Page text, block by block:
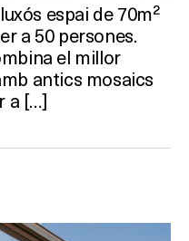
espai de 70m²
a 50 persones.
el millor
antics mosaics
a […]